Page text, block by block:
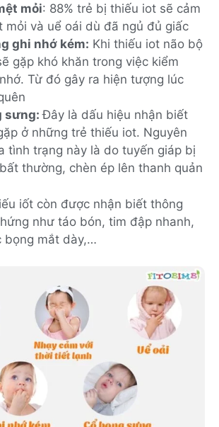
mỏi: 88% trẻ bị thiếu iot sẽ cảm
mỏi và uể oái dù đã ngủ đủ giấc
ghi nhớ kém: Khi thiếu iot não bộ
gặp khó khăn trong việc kiểm
Từ đó gây ra hiện tượng lúc
sưng:Đây là dấu hiệu nhận biết
ở những trẻ thiếu iot. Nguyên
tình trạng này là do tuyến giáp bị
thường, chèn ép lên thanh quản
iốt còn được nhận biết thông
như táo bón, tim đập nhanh,
bọng mắt dày,…